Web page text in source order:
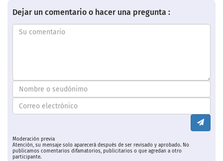
Dejar un comentario o hacer una pregunta :
Moderación previa
Atención, su mensaje solo aparecerá después de ser revisado y aprobado. No
publicamos comentarios difamatorios, publicitarios o que agredan a otro
participante.